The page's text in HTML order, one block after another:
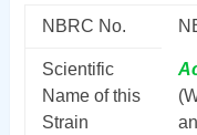
NBRC No.
Scientific
Name of this
Strain